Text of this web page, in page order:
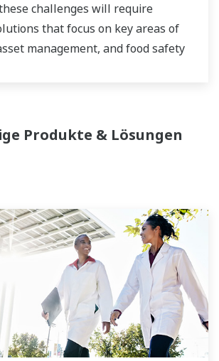
challenges will require
that focus on key areas of
management, and food safety
Produkte & Lösungen